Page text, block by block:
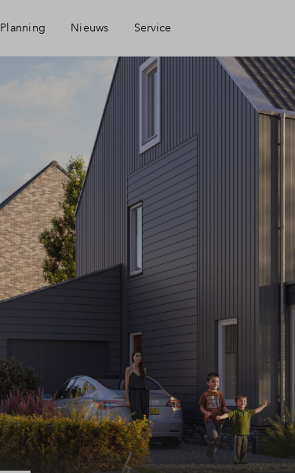
Planning Nieuws Service
Mijn Eigen Huis
Financiering
Financiele check
Toewijzing
Woning kopen
Veelgestelde vragen
Contact